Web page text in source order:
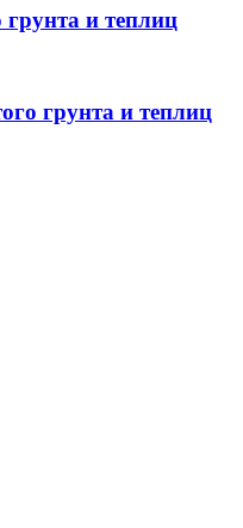
и теплиц
грунта и теплиц